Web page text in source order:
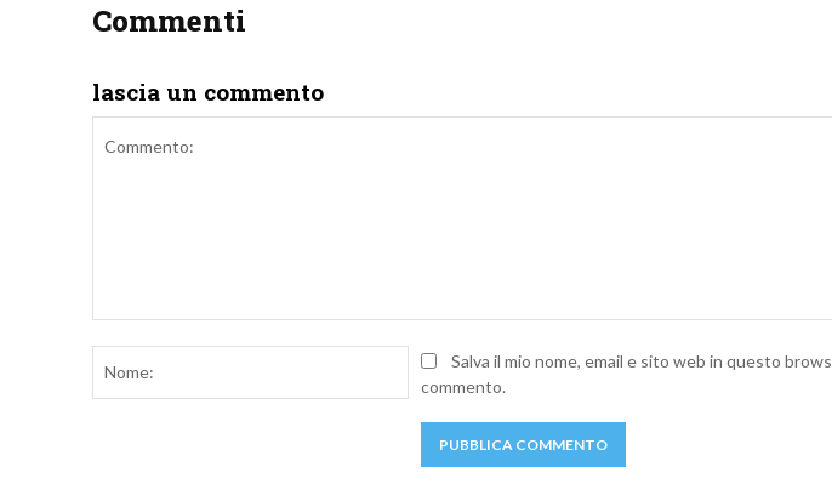
Commenti
lascia un commento
Nome:Salva il mio nome, email e sito web in questo
commento.